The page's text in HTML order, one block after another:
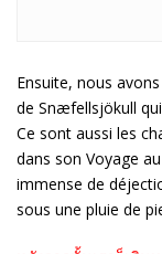
Ensuite, nous
de Snæfellsjökull
Ce sont aussi les
dans son Voyage
immense de
sous une pluie de